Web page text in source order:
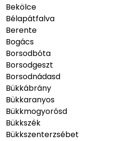
Bekölce
Bélapátfalva
Berente
Bogács
Borsodbóta
Borsodgeszt
Borsodnádasd
Bükkábrány
Bükkaranyos
Bükkmogyorósd
Bükkszék
Bükkszenterzsébet